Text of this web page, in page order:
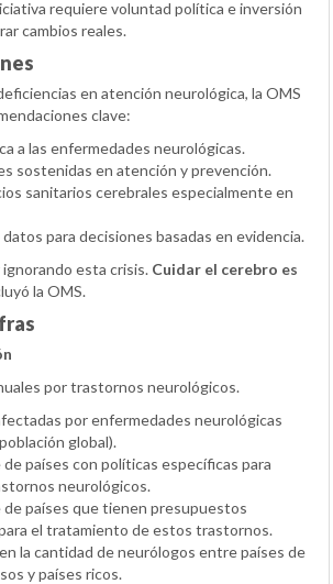
requiere voluntad política e inversión
cambios reales.
en atención neurológica, la OMS
clave:
a las enfermedades neurológicas.
sostenidas en atención y prevención.
sanitarios cerebrales especialmente en
para decisiones basadas en evidencia.
esta crisis. Cuidar el cerebro es
la OMS.
por trastornos neurológicos.
por enfermedades neurológicas
global).
países con políticas específicas para
neurológicos.
de países que tienen presupuestos
el tratamiento de estos trastornos.
la cantidad de neurólogos entre países de
y países ricos.